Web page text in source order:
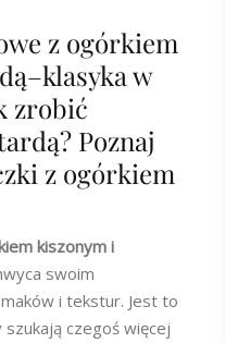
z ogórkiem
w
zrobić
Poznaj
z ogórkiem
kiszonym i
swoim
i tekstur. Jest to
czegoś więcej